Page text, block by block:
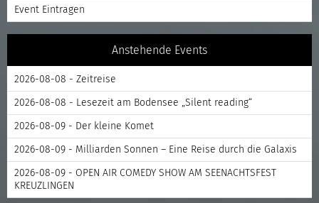
Event Eintragen
Anstehende Events
2026-08-08 - Zeitreise
2026-08-08 - Lesezeit am Bodensee „Silent reading“
2026-08-09 - Der kleine Komet
2026-08-09 - Milliarden Sonnen – Eine Reise durch die Galaxis
2026-08-09 - OPEN AIR COMEDY SHOW AM SEENACHTSFEST
KREUZLINGEN